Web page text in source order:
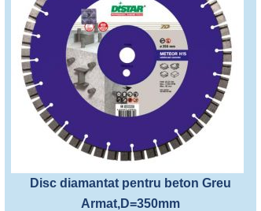
Disc diamantat pentru beton Greu
Armat,D=350mm